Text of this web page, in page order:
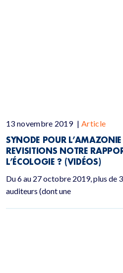
13 novembre 2019 | Article
SYNODE POUR
REVISITIONS NOTRE
L’ÉCOLOGIE ? (VIDÉOS)
Du 6 au 27 octobre 2019, plus de
auditeurs (dont une